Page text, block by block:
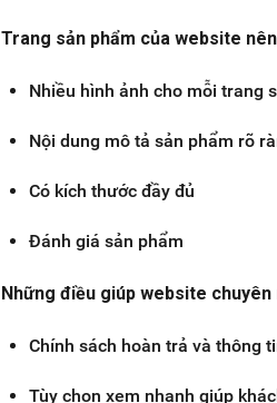
Trang sản phẩm của website
Nhiều hình ảnh cho mỗi trang
Nội dung mô tả sản phẩm rõ
Có kích thước đầy đủ
Đánh giá sản phẩm
Những điều giúp website chuyên
Chính sách hoàn trả và thông
Tùy chọn xem nhanh giúp